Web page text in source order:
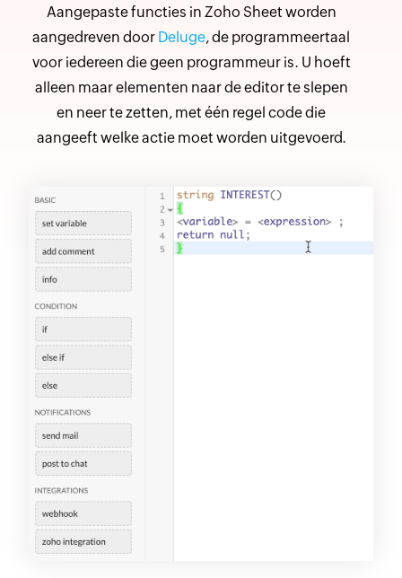
Aangepaste functies in Zoho Sheet worden
aangedreven door Deluge, de programmeertaal
voor iedereen die geen programmeur is. U hoeft
alleen maar elementen naar de editor te slepen
en neer te zetten, met één regel code die
aangeeft welke actie moet worden uitgevoerd.